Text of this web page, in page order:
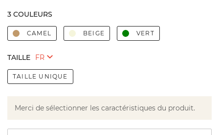
3 COULEURS
CAMEL BEIGE VERT
TAILLE
TAILLE UNIQUE
Merci de sélectionner les caractéristiques du produit.